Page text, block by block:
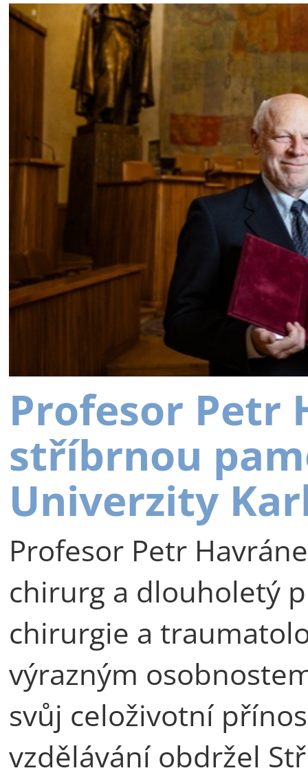
Profesor Petr
stříbrnou
Univerzity
Profesor Petr
chirurg a dlouholetý
chirurgie a
výrazným
svůj celoživotní
vzdělávání obdržel